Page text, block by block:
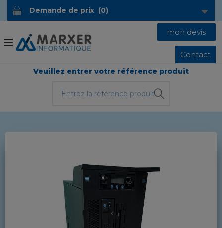
Demande de prix (0)
mon devis
Contact
Veuillez entrer votre référence produit